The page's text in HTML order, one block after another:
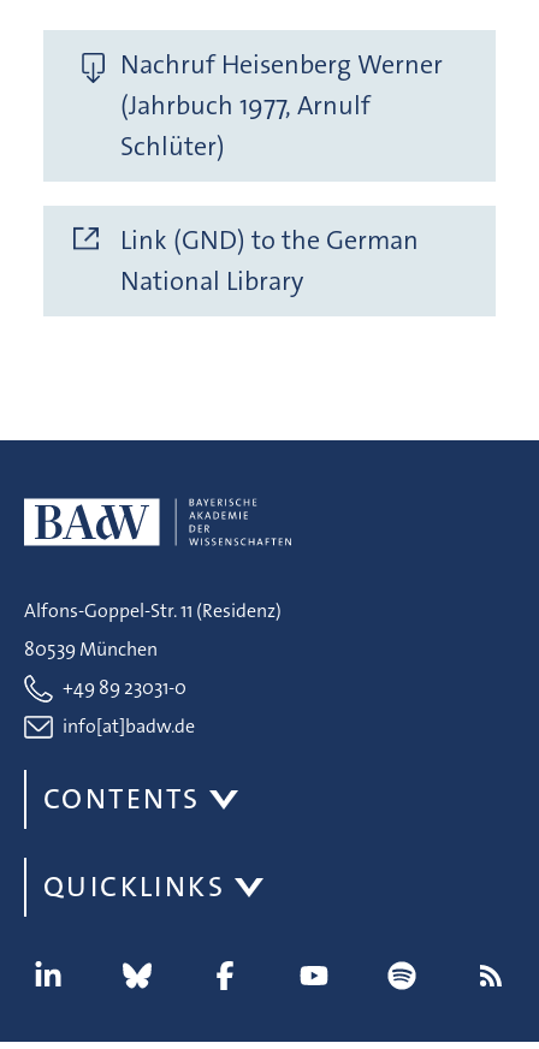
Nachruf Heisenberg Werner
(Jahrbuch 1977, Arnulf
Schlüter)
Link (GND) to the German
National Library
Alfons-Goppel-Str. 11 (Residenz)
80539 München
+49 89 23031-0
info[at]badw.de
CONTENTS
QUICKLINKS